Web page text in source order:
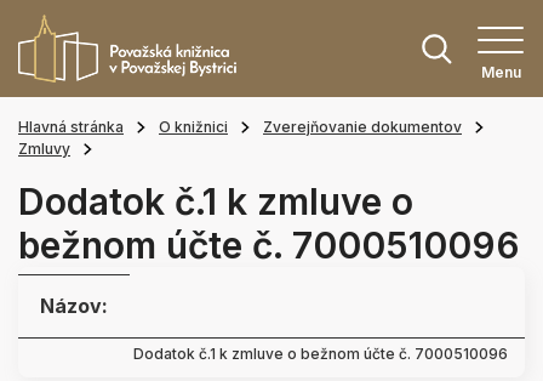
Menu
Hlavná stránka O knižnici
Zverejňovanie dokumentov
Zmluvy
Dodatok č.1 k zmluve o
bežnom účte č. 7000510096
Názov:
Dodatok č.1 k zmluve o bežnom účte č. 7000510096